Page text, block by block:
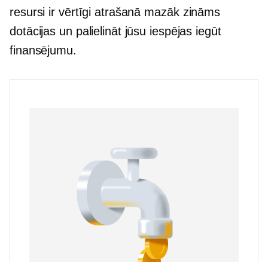
resursi ir vērtīgi atrašanā mazāk zināms
dotācijas un palielināt jūsu iespējas iegūt
finansējumu.